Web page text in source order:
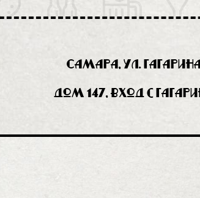
Самара, ул.
дом 147, вход с